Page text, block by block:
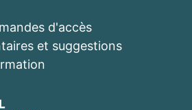
d'accès
et suggestions